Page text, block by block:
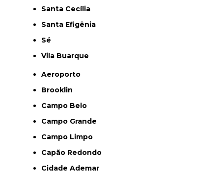
Santa Cecília
Santa Efigênia
Sé
Vila Buarque
Aeroporto
Brooklin
Campo Belo
Campo Grande
Campo Limpo
Capão Redondo
Cidade Ademar